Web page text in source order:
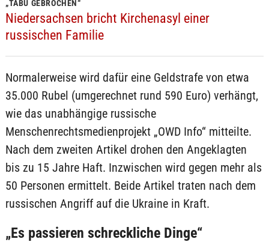
„TABU GEBROCHEN“
Niedersachsen bricht Kirchenasyl einer
russischen Familie
Normalerweise wird dafür eine Geldstrafe von etwa
35.000 Rubel (umgerechnet rund 590 Euro) verhängt,
wie das unabhängige russische
Menschenrechtsmedienprojekt „OWD Info“ mitteilte.
Nach dem zweiten Artikel drohen den Angeklagten
bis zu 15 Jahre Haft. Inzwischen wird gegen mehr als
50 Personen ermittelt. Beide Artikel traten nach dem
russischen Angriff auf die Ukraine in Kraft.
„Es passieren schreckliche Dinge“